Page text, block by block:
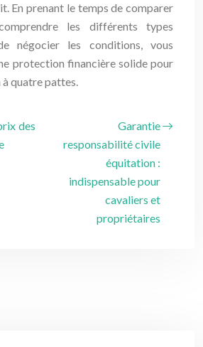
En prenant le temps de comparer
les différents types
négocier les conditions, vous
protection financière solide pour
quatre pattes.
des
Garantie
responsabilité civile
équitation :
indispensable pour
cavaliers et
propriétaires